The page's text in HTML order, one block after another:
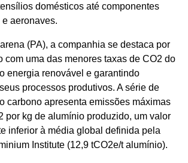
domésticos até componentes
aeronaves.
(PA), a companhia se destaca por
com uma das menores taxas de CO2 do
energia renovável e garantindo
processos produtivos. A série de
carbono apresenta emissões máximas
por kg de alumínio produzido, um valor
inferior à média global definida pela
Institute (12,9 tCO2e/t alumínio).